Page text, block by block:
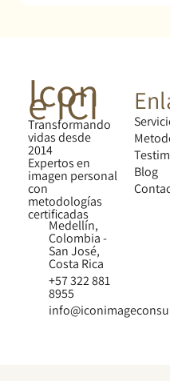
Icon
e ICI
Transformando
vidas desde
2014
Expertos en
imagen personal
con
metodologías
certificadas
Medellín,
Colombia -
San José,
Costa Rica
+57 322 881
8955
Blog